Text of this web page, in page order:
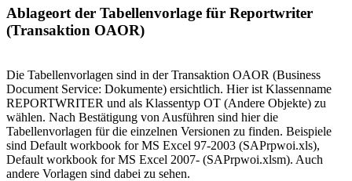
Ablageort der Tabellenvorlage für Reportwriter
(Transaktion OAOR)
Die Tabellenvorlagen sind in der Transaktion OAOR (Business
Document Service: Dokumente) ersichtlich. Hier ist Klassenname
REPORTWRITER und als Klassentyp OT (Andere Objekte) zu
wählen. Nach Bestätigung von Ausführen sind hier die
Tabellenvorlagen für die einzelnen Versionen zu finden. Beispiele
sind Default workbook for MS Excel 97-2003 (SAPrpwoi.xls),
Default workbook for MS Excel 2007- (SAPrpwoi.xlsm). Auch
andere Vorlagen sind dabei zu sehen.